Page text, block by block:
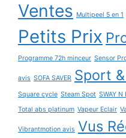
Ventes Multipeel 5 en 1
Petits Prix
Programme 72h minceur Sensor
avis SOFA SAVER Sport
Square cycle Steam Spot SWAY N
Total abs platinum Vapeur Eclair
Vibrantmotion avis Vus